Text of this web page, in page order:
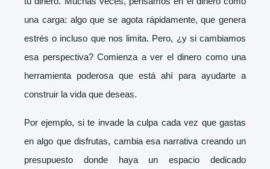
una carga: algo que se agota rápidamente, que genera
estrés o incluso que nos limita. Pero, ¿y si cambiamos
esa perspectiva? Comienza a ver el dinero como una
herramienta poderosa que está ahí para ayudarte a
construir la vida que deseas.
Por ejemplo, si te invade la culpa cada vez que gastas
en algo que disfrutas, cambia esa narrativa creando un
presupuesto donde haya un espacio dedicado